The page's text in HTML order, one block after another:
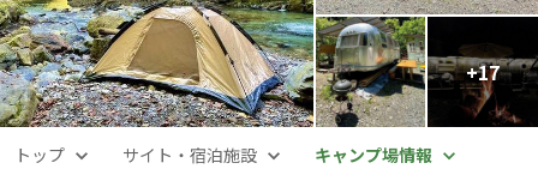
+17
トップ サイト・宿泊施設 キャンプ場情報